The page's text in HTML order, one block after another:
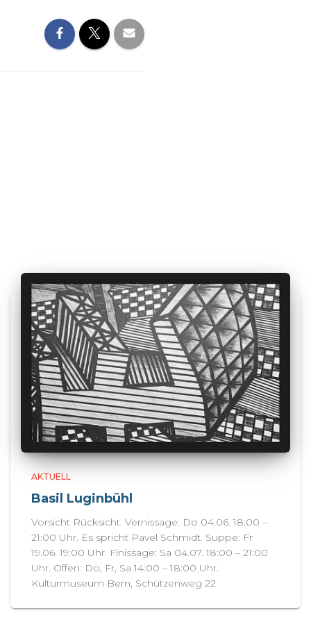
AKTUELL
Basil Luginbühl
Vorsicht Rücksicht. Vernissage: Do 04.06. 18:00 –
21:00 Uhr. Es spricht Pavel Schmidt. Suppe: Fr
19.06. 19:00 Uhr. Finissage: Sa 04.07. 18:00 – 21:00
Uhr. Offen: Do, Fr, Sa 14:00 – 18:00 Uhr.
Kulturmuseum Bern, Schützenweg 22